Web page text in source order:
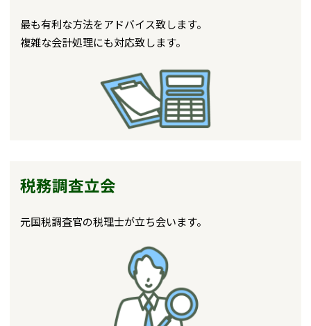
最も有利な方法をアドバイス致します。
複雑な会計処理にも対応致します。
税務調査立会
元国税調査官の税理士が立ち会います。